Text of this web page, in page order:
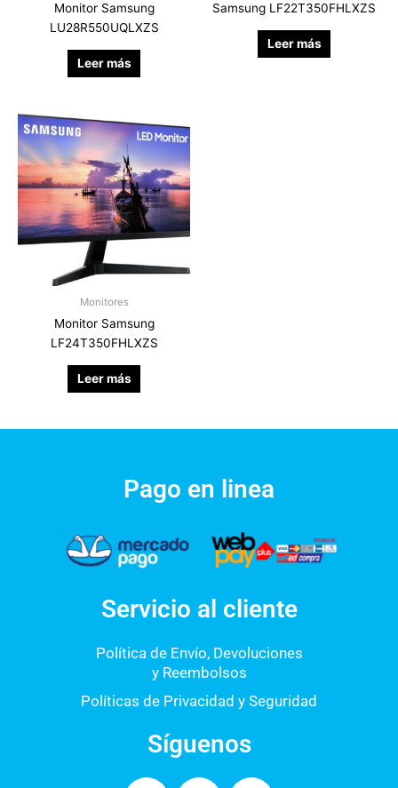
Monitor Samsung
LU28R550UQLXZS
Leer más
Samsung LF22T350FHLXZS
Leer más
Monitores
Monitor Samsung
LF24T350FHLXZS
Leer más
Pago en linea
Servicio al cliente
Política de Envío, Devoluciones
y Reembolsos
Políticas de Privacidad y Seguridad
Síguenos